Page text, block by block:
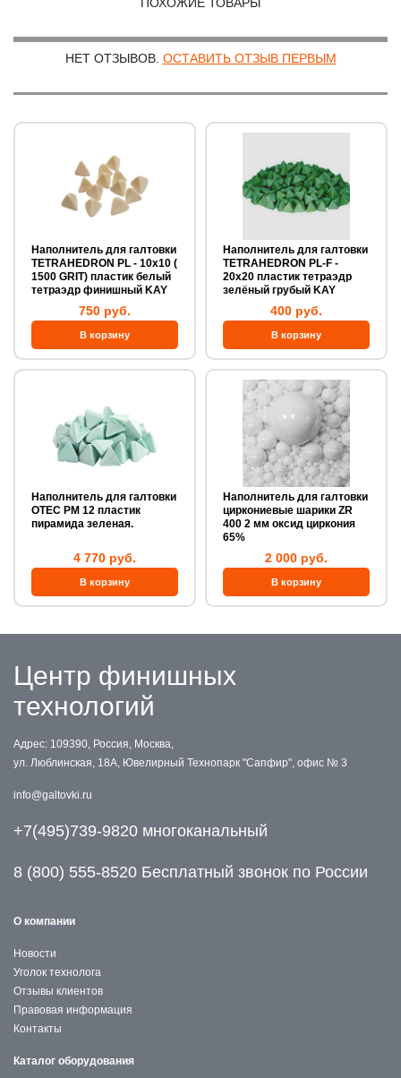
НЕТ ОТЗЫВОВ. ОСТАВИТЬ ОТЗЫВ ПЕРВЫМ
Наполнитель для галтовки
TETRAHEDRON PL - 10х10 (
1500 GRIT) пластик белый
тетраэдр финишный KAY
750 руб.
Наполнитель для галтовки
TETRAHEDRON PL-F -
20х20 пластик тетраэдр
зелёный грубый KAY
400 руб.
Наполнитель для галтовки
OTEC PM 12 пластик
пирамида зеленая.
4 770 руб.
Наполнитель для галтовки
циркониевые шарики ZR
400 2 мм оксид циркония
65%
2 000 руб.
Центр финишных
технологий
Адрес: 109390, Россия, Москва,
ул. Люблинская, 18А, Ювелирный Технопарк "Сапфир", офис № 3
info@galtovki.ru
+7(495)739-9820 многоканальный
8 (800) 555-8520 Бесплатный звонок по России
О компании
Новости
Уголок технолога
Отзывы клиентов
Правовая информация
Контакты
Каталог оборудования